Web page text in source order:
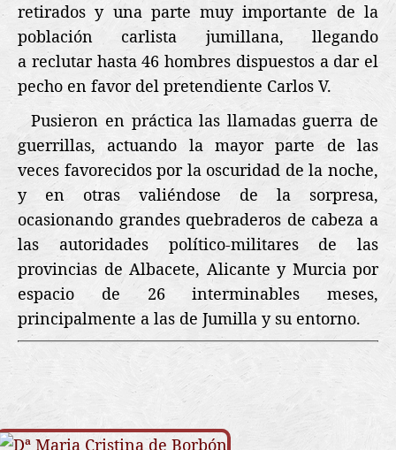
retirados y una parte muy importante de la
población carlista jumillana, llegando
a reclutar hasta 46 hombres dispuestos a dar el
pecho en favor del pretendiente Carlos V.
Pusieron en práctica las llamadas guerra de
guerrillas, actuando la mayor parte de las
veces favorecidos por la oscuridad de la noche,
y en otras valiéndose de la sorpresa,
ocasionando grandes quebraderos de cabeza a
las autoridades político-militares de las
provincias de Albacete, Alicante y Murcia por
espacio de 26 interminables meses,
principalmente a las de Jumilla y su entorno.